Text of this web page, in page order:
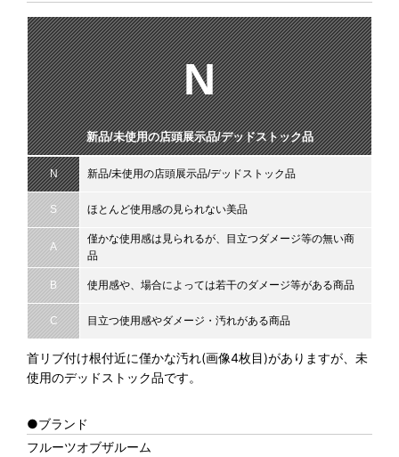
N
新品/未使用の店頭展示品/デッドストック品
N 新品/未使用の店頭展示品/デッドストック品
S ほとんど使用感の見られない美品
A
僅かな使用感は見られるが、目立つダメージ等の無い商
品
B 使用感や、場合によっては若干のダメージ等がある商品
C 目立つ使用感やダメージ・汚れがある商品
首リブ付け根付近に僅かな汚れ(画像4枚目)がありますが、未
使用のデッドストック品です。
●ブランド
フルーツオブザルーム